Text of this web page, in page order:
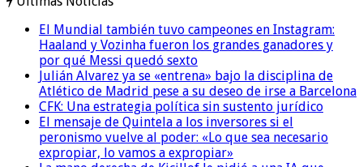
El Mundial también tuvo campeones en Instagram:
Haaland y Vozinha fueron los grandes ganadores y
por qué Messi quedó sexto
Julián Alvarez ya se «entrena» bajo la disciplina de
Atlético de Madrid pese a su deseo de irse a Barcelona
CFK: Una estrategia política sin sustento jurídico
El mensaje de Quintela a los inversores si el
peronismo vuelve al poder: «Lo que sea necesario
expropiar, lo vamos a expropiar»